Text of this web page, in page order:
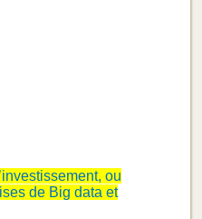
ou
de Big data et